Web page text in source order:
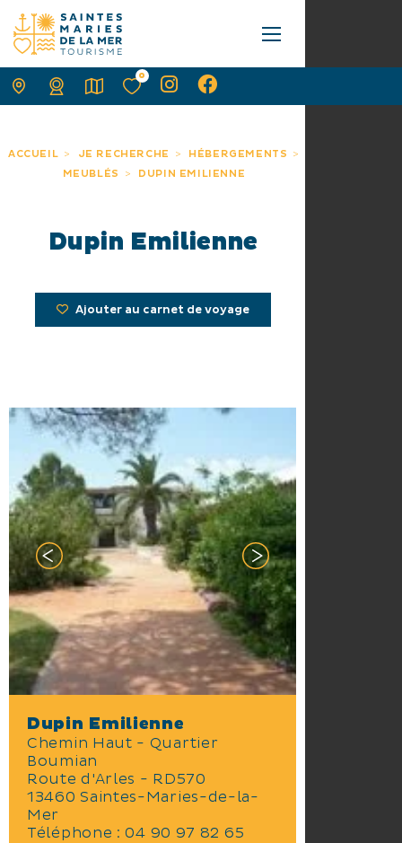
ACCUEIL JE RECHERCHE
HÉBERGEMENTS
MEUBLÉS
DUPIN EMILIENNE
Dupin Emilienne
Ajouter au carnet de voyage
Dupin Emilienne
Chemin Haut - Quartier
Boumian
Route d'Arles - RD570
13460 Saintes-Maries-de-la-
Mer
Téléphone :04 90 97 82 65
0